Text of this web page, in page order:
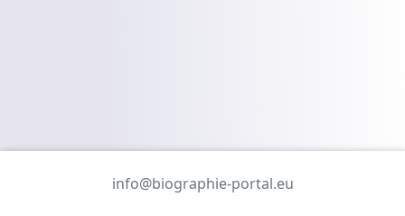
info@biographie-portal.eu